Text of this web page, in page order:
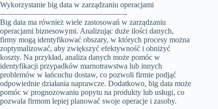
Wykorzystanie big data w zarządzaniu operacjami
————————————————-
Big data ma również wiele zastosowań w zarządzaniu
operacjami biznesowymi. Analizując duże ilości danych,
firmy mogą identyfikować obszary, w których procesy można
zoptymalizować, aby zwiększyć efektywność i obniżyć
koszty. Na przykład, analiza danych może pomóc w
identyfikacji przypadków marnotrawstwa lub innych
problemów w łańcuchu dostaw, co pozwoli firmie podjąć
odpowiednie działania naprawcze. Dodatkowo, big data może
pomóc w prognozowaniu popytu na produkty lub usługi, co
pozwala firmom lepiej planować swoje operacje i zasoby.